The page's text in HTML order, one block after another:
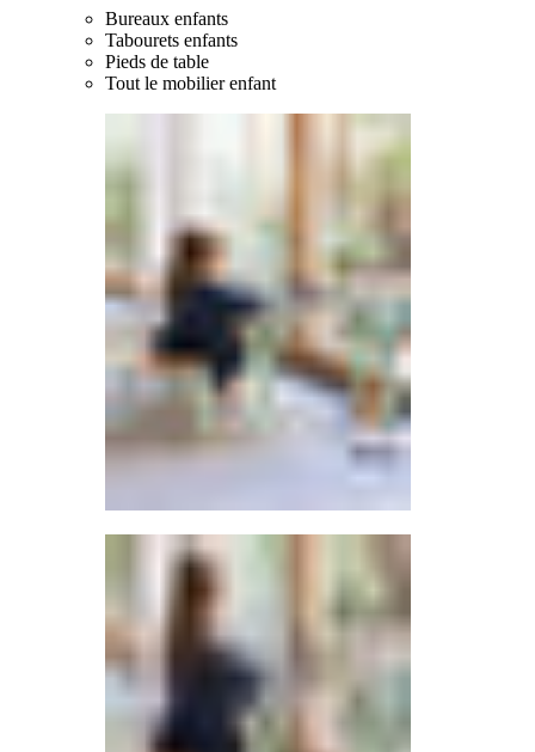
Bureaux enfants
Tabourets enfants
Pieds de table
Tout le mobilier enfant